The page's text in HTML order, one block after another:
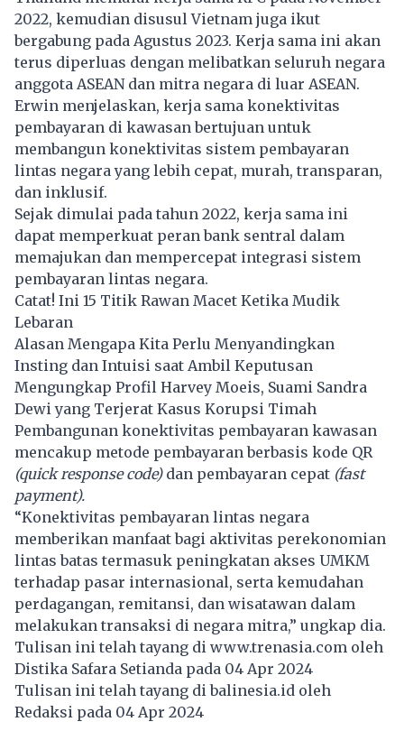
2022, kemudian disusul Vietnam juga ikut
bergabung pada Agustus 2023. Kerja sama ini akan
terus diperluas dengan melibatkan seluruh negara
anggota ASEAN dan mitra negara di luar ASEAN.
Erwin menjelaskan, kerja sama konektivitas
pembayaran di kawasan bertujuan untuk
membangun konektivitas sistem pembayaran
lintas negara yang lebih cepat, murah, transparan,
dan inklusif.
Sejak dimulai pada tahun 2022, kerja sama ini
dapat memperkuat peran bank sentral dalam
memajukan dan mempercepat integrasi sistem
pembayaran lintas negara.
Catat! Ini 15 Titik Rawan Macet Ketika Mudik
Lebaran
Alasan Mengapa Kita Perlu Menyandingkan
Insting dan Intuisi saat Ambil Keputusan
Mengungkap Profil Harvey Moeis, Suami Sandra
Dewi yang Terjerat Kasus Korupsi Timah
Pembangunan konektivitas pembayaran kawasan
mencakup metode pembayaran berbasis kode QR
(quick response code)dan pembayaran cepat (fast
payment).
“Konektivitas pembayaran lintas negara
memberikan manfaat bagi aktivitas perekonomian
lintas batas termasuk peningkatan akses UMKM
terhadap pasar internasional, serta kemudahan
perdagangan, remitansi, dan wisatawan dalam
melakukan transaksi di negara mitra,” ungkap dia.
Tulisan ini telah tayang di www.trenasia.com oleh
Distika Safara Setianda pada 04 Apr 2024
Tulisan ini telah tayang dibalinesia.id oleh
Redaksi pada 04 Apr 2024